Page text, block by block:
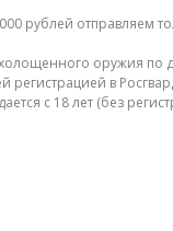
рублей отправляем
оружия по
регистрацией в
с 18 лет (без